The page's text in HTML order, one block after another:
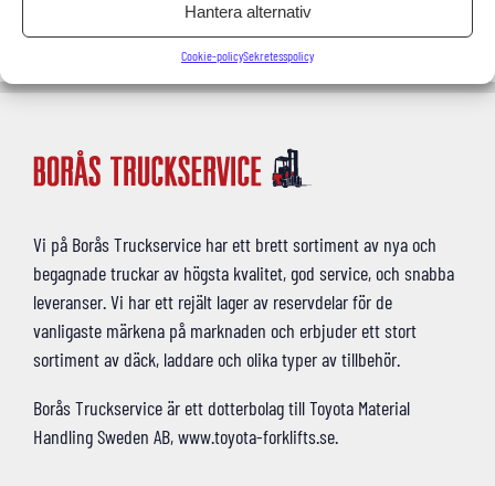
Hantera alternativ
Cookie-policySekretesspolicy
Vi på Borås Truckservice har ett brett sortiment av nya och
begagnade truckar av högsta kvalitet, god service, och snabba
leveranser. Vi har ett rejält lager av reservdelar för de
vanligaste märkena på marknaden och erbjuder ett stort
sortiment av däck, laddare och olika typer av tillbehör.
Borås Truckservice är ett dotterbolag till Toyota Material
Handling Sweden AB, www.toyota-forklifts.se.